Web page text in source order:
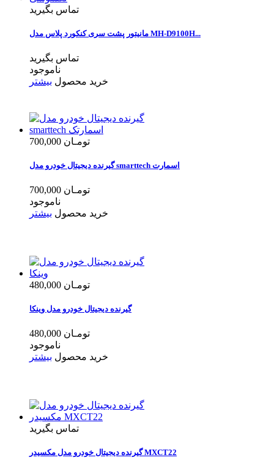
تماس بگیرید
مانیتور پشت سری کنکورد پلاس مدل MH-D9100H...
تماس بگیرید
ناموجود
خرید محصول بیشتر
700,000 تومـان
گیرنده دیجیتال خودرو مدل smarttech اسمارت
700,000 تومـان
ناموجود
خرید محصول بیشتر
480,000 تومـان
گیرنده دیجیتال خودرو مدل وینکا
480,000 تومـان
ناموجود
خرید محصول بیشتر
تماس بگیرید
گیرنده دیجیتال خودرو مدل مکسیدر MXCT22